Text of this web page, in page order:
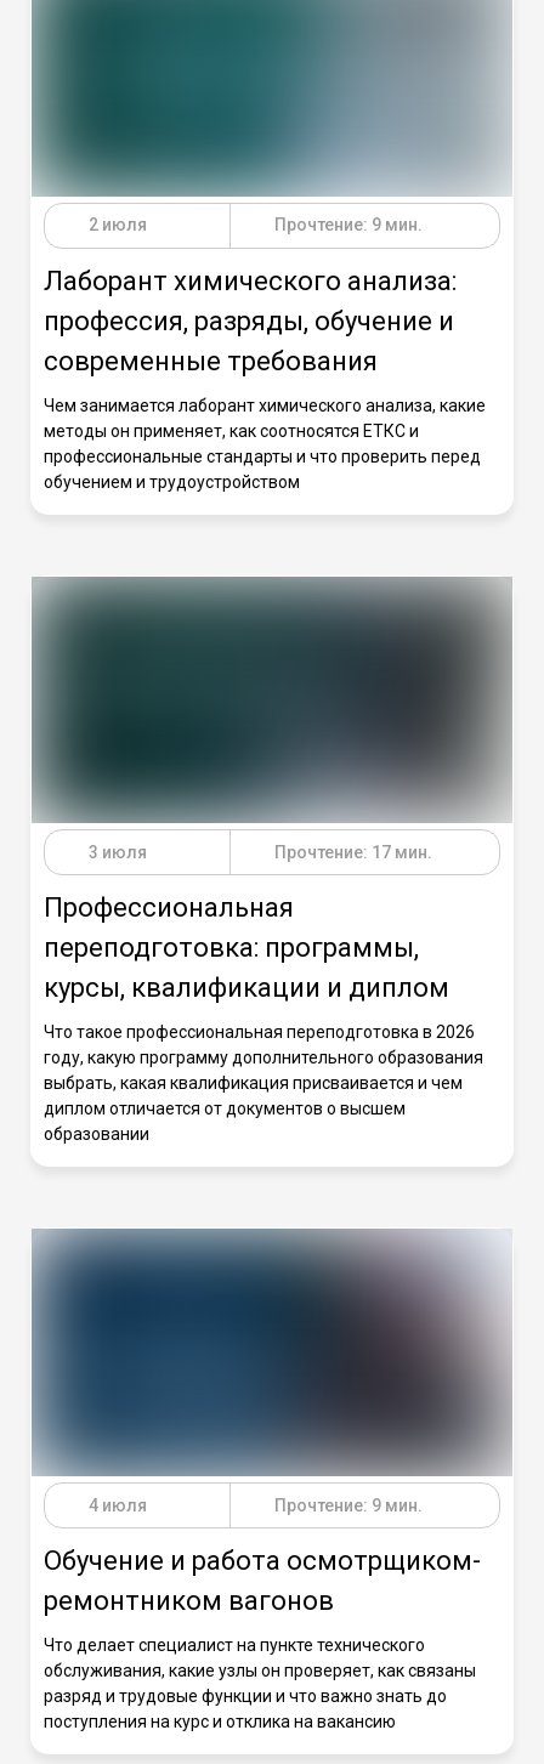
2 июля Прочтение: 9 мин.
Лаборант химического анализа:
профессия, разряды, обучение и
современные требования
Чем занимается лаборант химического анализа, какие
методы он применяет, как соотносятся ЕТКС и
профессиональные стандарты и что проверить перед
обучением и трудоустройством
3 июля Прочтение: 17 мин.
Профессиональная
переподготовка: программы,
курсы, квалификации и диплом
Что такое профессиональная переподготовка в 2026
году, какую программу дополнительного образования
выбрать, какая квалификация присваивается и чем
диплом отличается от документов о высшем
образовании
4 июля Прочтение: 9 мин.
Обучение и работа осмотрщиком-
ремонтником вагонов
Что делает специалист на пункте технического
обслуживания, какие узлы он проверяет, как связаны
разряд и трудовые функции и что важно знать до
поступления на курс и отклика на вакансию